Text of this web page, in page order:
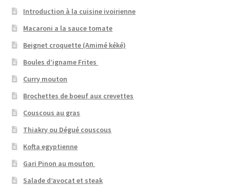
Introduction à la cuisine ivoirienne
Macaroni a la sauce tomate
Beignet croquette (Amimé kéké)
Boules d’igname Frites
Curry mouton
Brochettes de boeuf aux crevettes
Couscous au gras
Thiakry ou Dégué couscous
Kofta egyptienne
Gari Pinon au mouton
Salade d’avocat et steak